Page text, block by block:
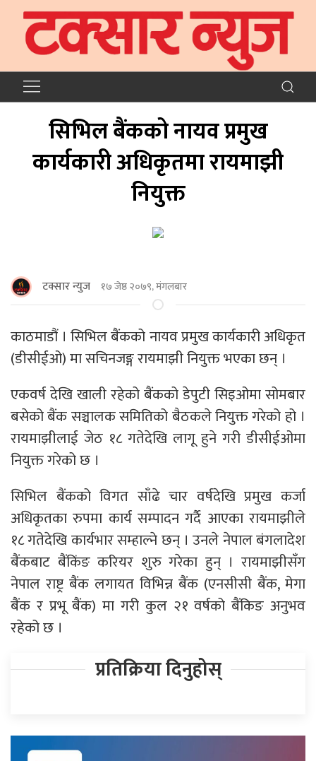
सिभिल बैंकको नायव प्रमुख
कार्यकारी अधिकृतमा रायमाझी
नियुक्त
टक्सार न्युज १७ जेष्ठ २०७९, मंगलबार
काठमाडौं । सिभिल बैंकको नायव प्रमुख कार्यकारी अधिकृत
(डीसीईओ) मा सचिनजङ्ग रायमाझी नियुक्त भएका छन् ।
एकवर्ष देखि खाली रहेको बैंकको डेपुटी सिइओमा सोमबार
बसेको बैंक सञ्चालक समितिको बैठकले नियुक्त गरेको हो ।
रायमाझीलाई जेठ १८ गतेदेखि लागू हुने गरी डीसीईओमा
नियुक्त गरेको छ ।
सिभिल बैंकको विगत साँढे चार वर्षदेखि प्रमुख कर्जा
अधिकृतका रुपमा कार्य सम्पादन गर्दै आएका रायमाझीले
१८ गतेदेखि कार्यभार सम्हाल्ने छन् । उनले नेपाल बंगलादेश
बैंकबाट बैंकिंङ करियर शुरु गरेका हुन् । रायमाझीसँग
नेपाल राष्ट्र बैंक लगायत विभिन्न बैंक (एनसीसी बैंक, मेगा
बैंक र प्रभू बैंक) मा गरी कुल २१ वर्षको बैंकिङ अनुभव
रहेको छ ।
प्रतिक्रिया दिनुहोस्